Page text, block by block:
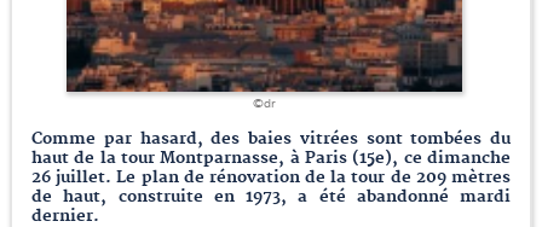
©dr
Comme par hasard, des baies vitrées sont tombées du
haut de la tour Montparnasse, à Paris (15e), ce dimanche
26 juillet. Le plan de rénovation de la tour de 209 mètres
de haut, construite en 1973, a été abandonné mardi
dernier.